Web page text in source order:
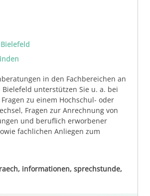
in den Fachbereichen an
Bielefeld unterstützen Sie u. a. bei
zu einem Hochschul- oder
Fragen zur Anrechnung von
und beruflich erworbener
fachlichen Anliegen zum
informationen, sprechstunde,